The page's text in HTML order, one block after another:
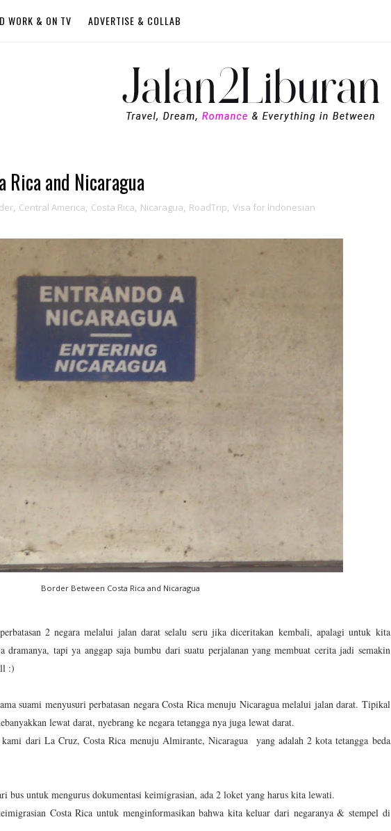
WORK & ON TV ADVERTISE & COLLAB
Rica and Nicaragua
, Central America, Costa Rica, Nicaragua, RoadTrip, Visa for Indonesian
Border Between Costa Rica and Nicaragua
2 negara melalui jalan darat selalu seru jika diceritakan kembali, apalagi untuk kita
dramanya, tapi ya anggap saja bumbu dari suatu perjalanan yang membuat cerita jadi semakin
:)
suami menyusuri perbatasan negara Costa Rica menuju Nicaragua melalui jalan darat. Tipikal
lewat darat, nyebrang ke negara tetangga nya juga lewat darat.
dari La Cruz, Costa Rica menuju Almirante, Nicaragua yang adalah 2 kota tetangga beda
bus untuk mengurus dokumentasi keimigrasian, ada 2 loket yang harus kita lewati.
Costa Rica untuk menginformasikan bahwa kita keluar dari negaranya & stempel di